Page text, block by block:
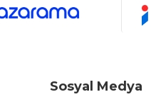
Sosyal Medya